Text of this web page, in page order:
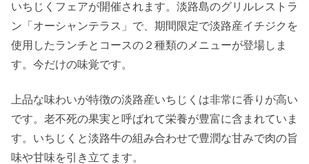
いちじくフェアが開催されます。淡路島のグリルレストラ
ン「オーシャンテラス」で、期間限定で淡路産イチジクを
使用したランチとコースの２種類のメニューが登場しま
す。今だけの味覚です。
上品な味わいが特徴の淡路産いちじくは非常に香りが高い
です。老不死の果実と呼ばれて栄養が豊富に含まれていま
す。いちじくと淡路牛の組み合わせで豊潤な甘みで肉の旨
味や甘味を引き立てます。